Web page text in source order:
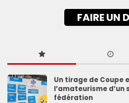
FAIRE UN
Un tirage de Coupe
l’amateurisme d’un
fédération